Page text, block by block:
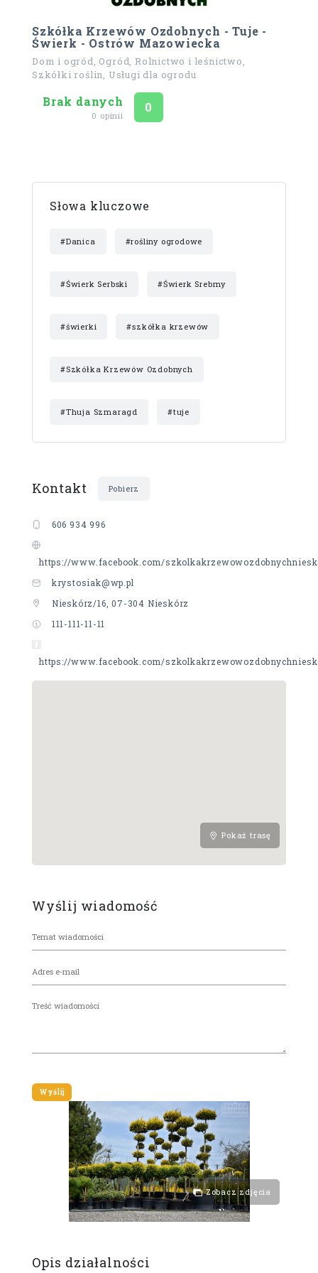
Szkółka Krzewów Ozdobnych - Tuje -
Świerk - Ostrów Mazowiecka
Dom i ogród, Ogród, Rolnictwo i leśnictwo,
Szkółki roślin, Usługi dla ogrodu
Brak danych
0 opinii
Ocena
0
Słowa kluczowe
#Danica #rośliny ogrodowe
#Świerk Serbski #Świerk Srebrny
#świerki #szkółka krzewów
#Szkółka Krzewów Ozdobnych
#Thuja Szmaragd #tuje
Kontakt Pobierz
606 934 996
https://www.facebook.com/
krystosiak@wp.pl
Nieskórz/16, 07-304 Nieskórz
111-111-11-11
https://www.facebook.com/
Pokaż trasę
Wyślij wiadomość
Zobacz zdjęcia
Opis działalności